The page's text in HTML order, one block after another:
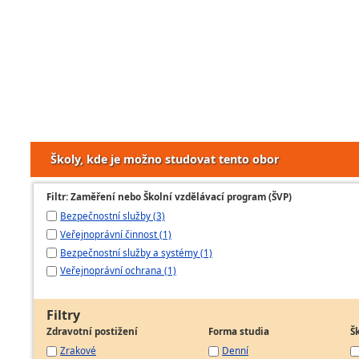
Školy, kde je možno studovat tento obor
Filtr: Zaměření nebo Školní vzdělávací program (ŠVP)
Bezpečnostní služby (3)
Veřejnoprávní činnost (1)
Bezpečnostní služby a systémy (1)
Veřejnoprávní ochrana (1)
Filtry
Zdravotní postižení
Zrakové
Forma studia
Denní